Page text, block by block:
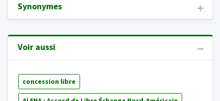
Synonymes
Voir aussi
concession libre